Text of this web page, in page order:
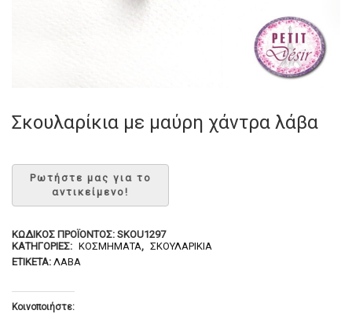
Σκουλαρίκια με μαύρη χάντρα λάβα
ΚΩΔΙΚΌΣ ΠΡΟΪΌΝΤΟΣ: SKOU1297
ΚΑΤΗΓΟΡΊΕΣ: ΚΟΣΜΉΜΑΤΑ, ΣΚΟΥΛΑΡΊΚΙΑ
ΕΤΙΚΈΤΑ: ΛΆΒΑ
Κοινοποιήστε: